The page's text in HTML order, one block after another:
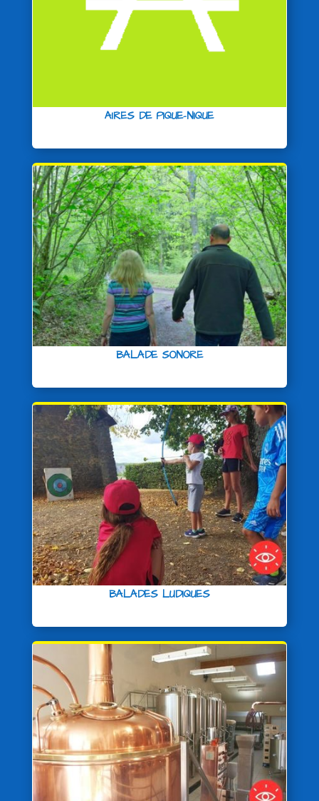
AIRES DE PIQUE-NIQUE
BALADE SONORE
BALADES LUDIQUES